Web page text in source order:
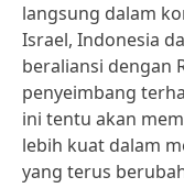
langsung dalam
Israel, Indonesia
beraliansi dengan
penyeimbang
ini tentu akan
lebih kuat dalam
yang terus